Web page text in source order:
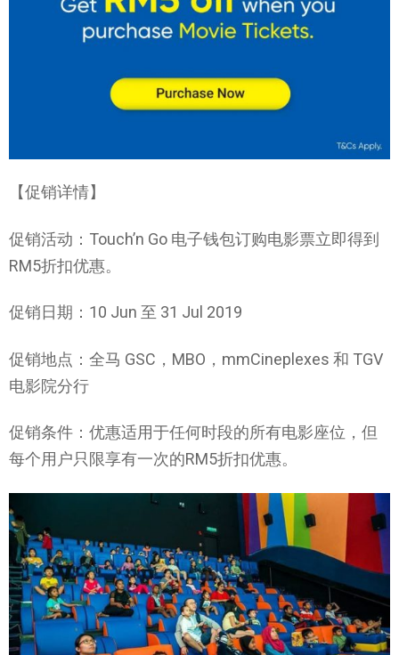
【促销详情】
促销活动：Touch’n Go 电子钱包订购电影票立即得到
RM5折扣优惠。
促销日期：10 Jun 至 31 Jul 2019
促销地点：全马 GSC，MBO，mmCineplexes 和 TGV
电影院分行
促销条件：优惠适用于任何时段的所有电影座位，但
每个用户只限享有一次的RM5折扣优惠。